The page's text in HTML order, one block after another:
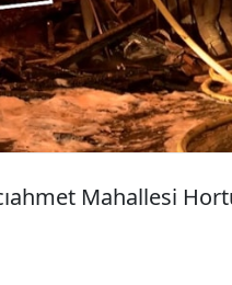
Mahallesi